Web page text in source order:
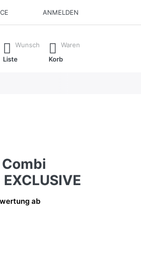
ANMELDEN
Sie die Eingabetaste, um alle
Wunsch
Liste
Waren
Korb
ab